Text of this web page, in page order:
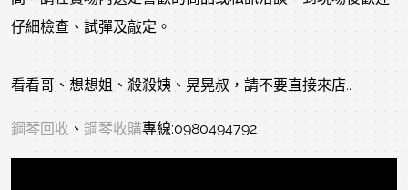
仔細檢查、試彈及敲定。
看看哥、想想姐、殺殺姨、晃晃叔，請不要直接來店..
鋼琴回收 、 鋼琴收購專線:0980494792